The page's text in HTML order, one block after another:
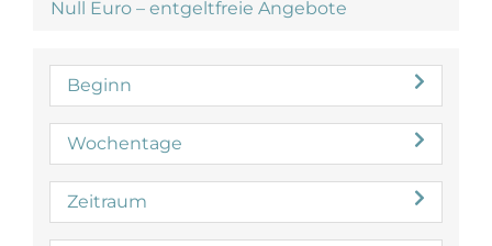
Null Euro – entgeltfreie Angebote
Beginn
Wochentage
Zeitraum